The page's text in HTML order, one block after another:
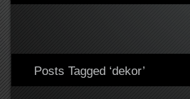
Posts Tagged ‘dekor’